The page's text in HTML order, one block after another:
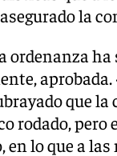
la
ordenanza
que
rodado, pero
en lo que a